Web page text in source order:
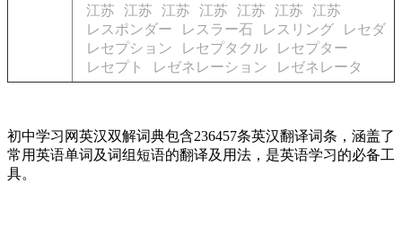
江苏
江苏 江苏 江苏 江苏 江苏
江苏
レスポンダー
レスラー石 レスリング
レセダ
レセプション
レセプタクル
レセプター
レセプト
レゼネレーション レゼネレータ
初中学习网英汉双解词典包含236457条英汉翻译词条，涵盖了
常用英语单词及词组短语的翻译及用法，是英语学习的必备工
具。